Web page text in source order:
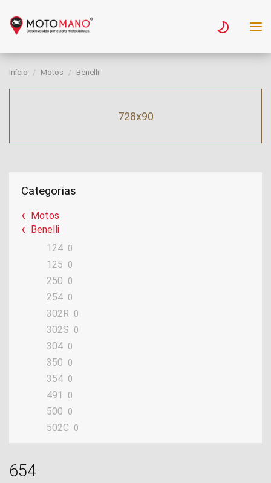
Início Motos Benelli
728x90
Categorias
Motos
Benelli
124 0
125 0
250 0
254 0
302R 0
302S 0
304 0
350 0
354 0
491 0
500 0
502C 0
654